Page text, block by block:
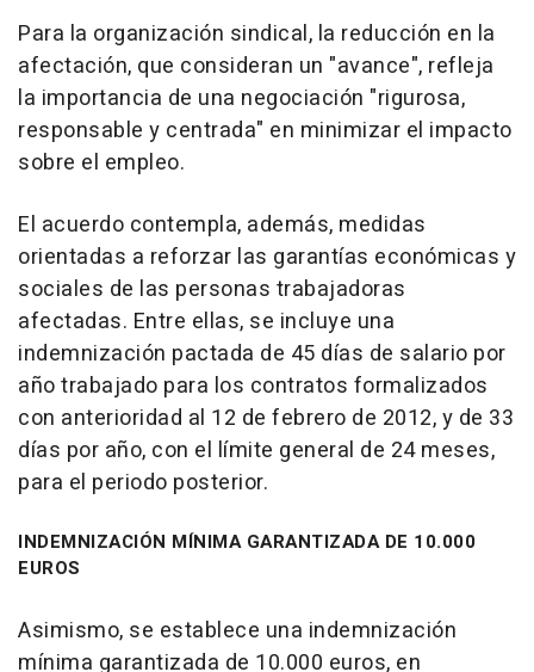
Para la organización sindical, la reducción en la
afectación, que consideran un "avance", refleja
la importancia de una negociación "rigurosa,
responsable y centrada" en minimizar el impacto
sobre el empleo.
El acuerdo contempla, además, medidas
orientadas a reforzar las garantías económicas y
sociales de las personas trabajadoras
afectadas. Entre ellas, se incluye una
indemnización pactada de 45 días de salario por
año trabajado para los contratos formalizados
con anterioridad al 12 de febrero de 2012, y de 33
días por año, con el límite general de 24 meses,
para el periodo posterior.
INDEMNIZACIÓN MÍNIMA GARANTIZADA DE 10.000
EUROS
Asimismo, se establece una indemnización
mínima garantizada de 10.000 euros, en